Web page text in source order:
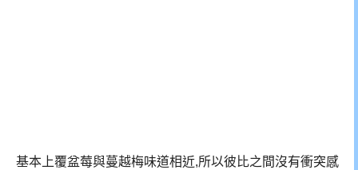
基本上覆盆莓與蔓越梅味道相近,所以彼比之間沒有衝突感